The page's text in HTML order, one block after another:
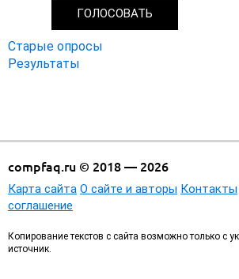
Старые опросы
Результаты
compfaq.ru © 2018 — 2026
Карта сайта О сайте и авторы Контакты
соглашение
Копирование текстов с сайта возможно только с
источник.